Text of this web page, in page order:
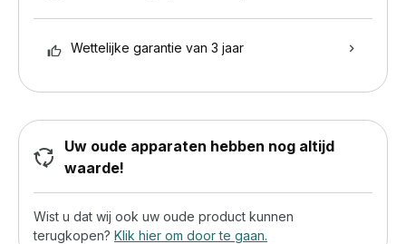
Wettelijke garantie van 3 jaar
Uw oude apparaten hebben nog altijd
waarde!
Wist u dat wij ook uw oude product kunnen
terugkopen? Klik hier om door te gaan.